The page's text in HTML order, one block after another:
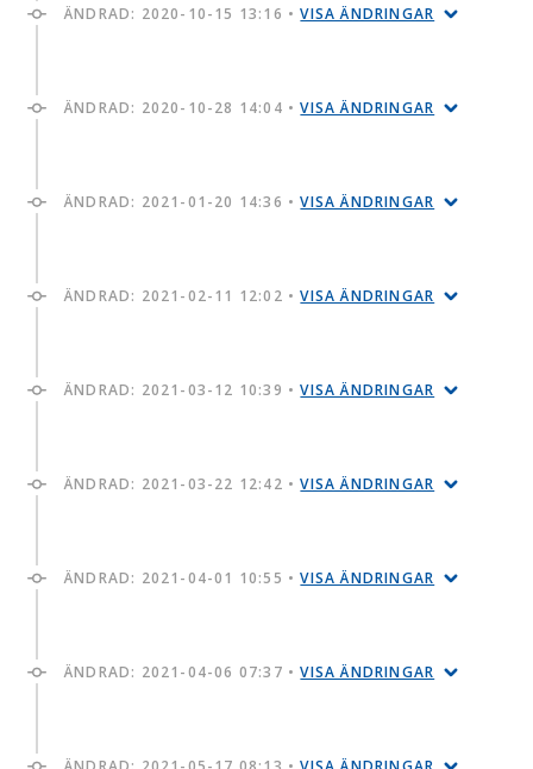
ÄNDRAD: 2020-10-15 13:16 •VISA ÄNDRINGAR
ÄNDRAD: 2020-10-28 14:04 •VISA ÄNDRINGAR
ÄNDRAD: 2021-01-20 14:36 •VISA ÄNDRINGAR
ÄNDRAD: 2021-02-11 12:02 •VISA ÄNDRINGAR
ÄNDRAD: 2021-03-12 10:39 •VISA ÄNDRINGAR
ÄNDRAD: 2021-03-22 12:42 •VISA ÄNDRINGAR
ÄNDRAD: 2021-04-01 10:55 •VISA ÄNDRINGAR
ÄNDRAD: 2021-04-06 07:37 •VISA ÄNDRINGAR